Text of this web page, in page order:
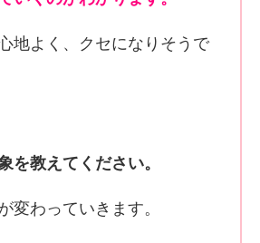
地よく、クセになりそうで
を教えてください。
変わっていきます。